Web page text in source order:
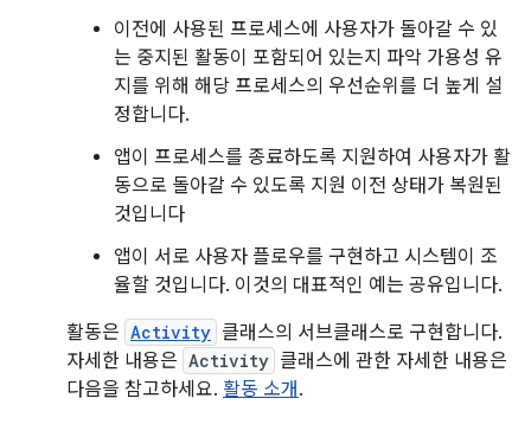
이전에 사용된 프로세스에 사용자가 돌아갈 수 있
는 중지된 활동이 포함되어 있는지 파악 가용성 유
지를 위해 해당 프로세스의 우선순위를 더 높게 설
정합니다.
앱이 프로세스를 종료하도록 지원하여 사용자가 활
동으로 돌아갈 수 있도록 지원 이전 상태가 복원된
것입니다
앱이 서로 사용자 플로우를 구현하고 시스템이 조
율할 것입니다. 이것의 대표적인 예는 공유입니다.
활동은 Activity 클래스의 서브클래스로 구현합니다.
자세한 내용은 Activity 클래스에 관한 자세한 내용은
다음을 참고하세요. 활동 소개 .